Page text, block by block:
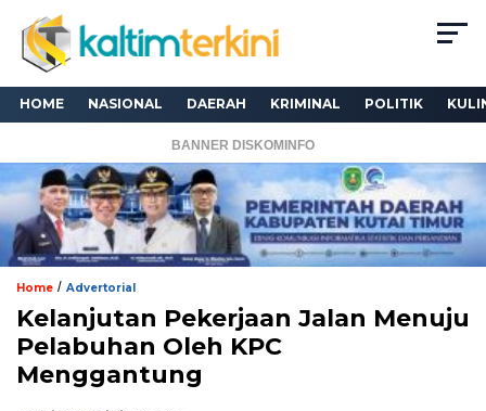
HOME NASIONAL DAERAH KRIMINAL POLITIK
BANNER DISKOMINFO
Home / Advertorial
Kelanjutan Pekerjaan Jalan Menuju
Pelabuhan Oleh KPC
Menggantung